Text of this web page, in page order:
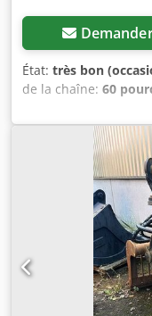
État: très bon
de la chaîne: 60
, heures de
chenilles en
Année de
8 204 heures
monobloc Longueur
Afmokr Préparation
Système de
750 mm Trains de
Plaques de châssis,
Moteur Mitsubishi de
de marche : 8,5